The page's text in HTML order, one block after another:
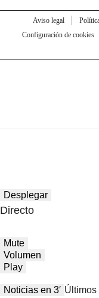
Aviso legal
Configuración de cookies
Desplegar
Directo
Mute
Volumen
Play
Noticias en 3′ Últimos